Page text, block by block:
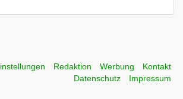
Redaktion Werbung
Kontakt
Datenschutz
Impressum